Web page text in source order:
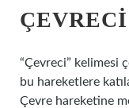
“Çevreci” kelimesi
bu hareketlere
Çevre hareketine